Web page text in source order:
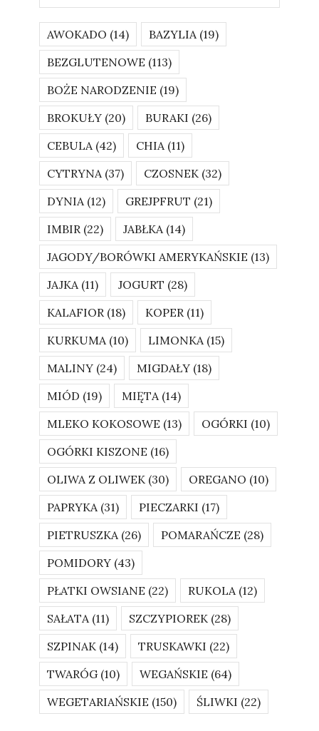
AWOKADO (14) BAZYLIA(19)
BEZGLUTENOWE (113)
BOŻE NARODZENIE (19)
BROKUŁY (20) BURAKI (26)
CEBULA(42) CHIA(11)
CYTRYNA(37) CZOSNEK (32)
DYNIA(12) GREJPFRUT (21)
IMBIR (22) JABŁKA(14)
JAGODY/BORÓWKI AMERYKAŃSKIE (13)
JAJKA(11) JOGURT (28)
KALAFIOR (18) KOPER (11)
KURKUMA(10) LIMONKA(15)
MALINY (24) MIGDAŁY (18)
MIÓD (19) MIĘTA(14)
MLEKO KOKOSOWE (13) OGÓRKI (10)
OGÓRKI KISZONE (16)
OLIWA Z OLIWEK (30) OREGANO (10)
PAPRYKA(31) PIECZARKI (17)
PIETRUSZKA(26) POMARAŃCZE (28)
POMIDORY (43)
PŁATKI OWSIANE (22) RUKOLA(12)
SAŁATA(11) SZCZYPIOREK (28)
SZPINAK (14) TRUSKAWKI (22)
TWARÓG (10) WEGAŃSKIE (64)
WEGETARIAŃSKIE (150) ŚLIWKI (22)